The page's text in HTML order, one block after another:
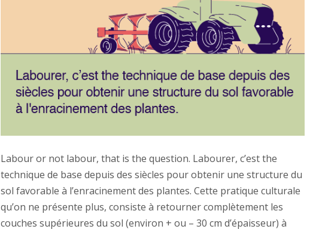
Labour or not labour, that is the question. Labourer, c’est the
technique de base depuis des siècles pour obtenir une structure du
sol favorable à l’enracinement des plantes. Cette pratique culturale
qu’on ne présente plus, consiste à retourner complètement les
couches supérieures du sol (environ + ou – 30 cm d’épaisseur) à